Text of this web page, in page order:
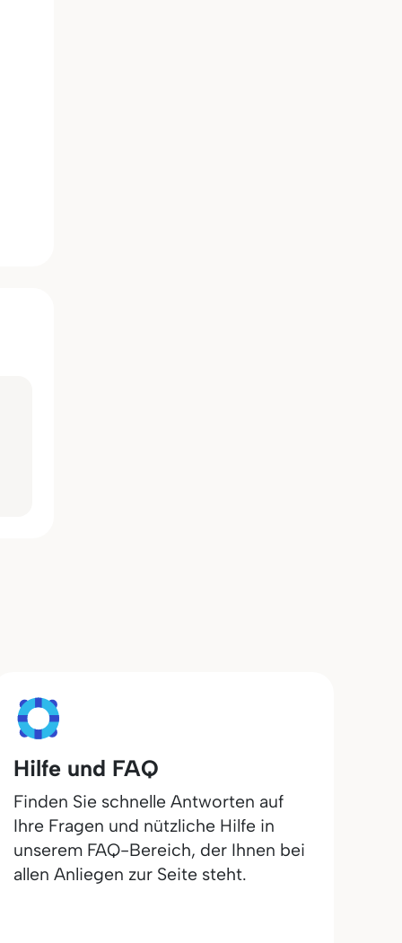
Hilfe und FAQ
Finden Sie schnelle Antworten auf
Ihre Fragen und nützliche Hilfe in
unserem FAQ-Bereich, der Ihnen bei
allen Anliegen zur Seite steht.